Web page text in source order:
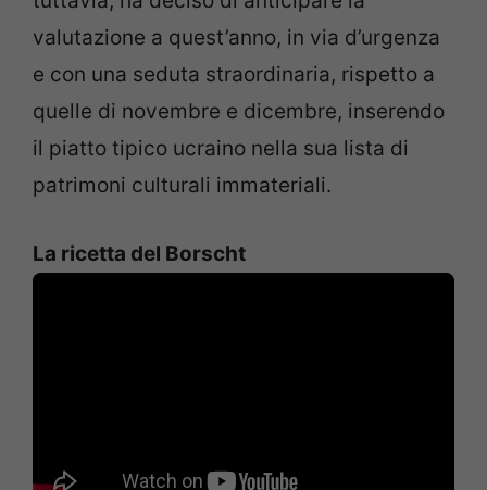
valutazione a quest’anno, in via d’urgenza
e con una seduta straordinaria, rispetto a
quelle di novembre e dicembre, inserendo
il piatto tipico ucraino nella sua lista di
patrimoni culturali immateriali.
La ricetta del Borscht